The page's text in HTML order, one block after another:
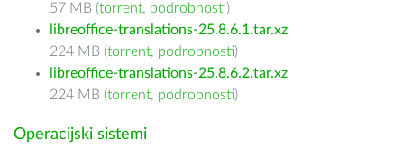
57 MB (torrent, podrobnosti)
libreoffice-translations-25.8.6.1.tar.xz
224 MB (torrent, podrobnosti)
libreoffice-translations-25.8.6.2.tar.xz
224 MB (torrent, podrobnosti)
Operacijski sistemi